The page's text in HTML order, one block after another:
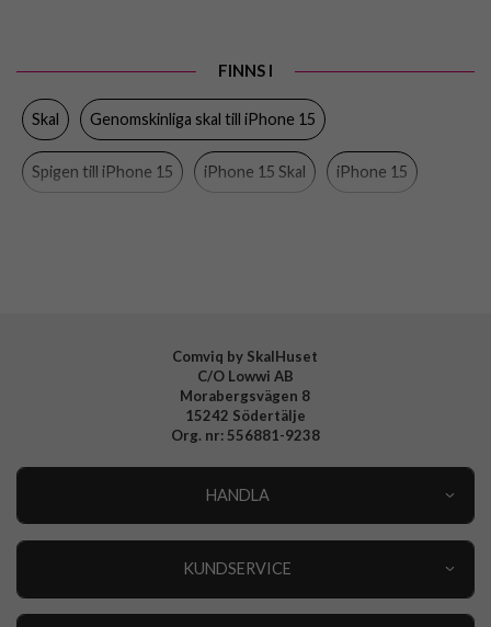
Trådlös laddning-kompatibel
Färg
Mjukplast (TPU)
FINNS I
Skal Genomskinliga skal till iPhone 15
Spigen till iPhone 15 iPhone 15 Skal iPhone 15
Comviq by SkalHuset
C/O Lowwi AB
Morabergsvägen 8
15242 Södertälje
Org. nr: 556881-9238
HANDLA
KUNDSERVICE